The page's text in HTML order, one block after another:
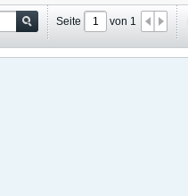
Seite von 1